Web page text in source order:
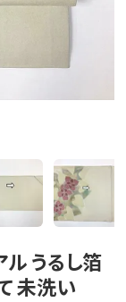
ル うるし箔
未洗い